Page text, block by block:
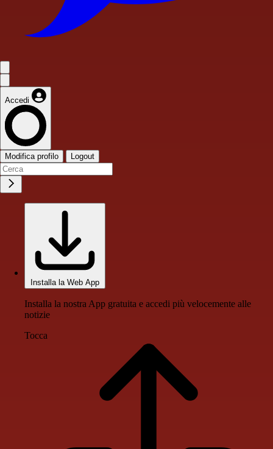
Accedi
Modifica profilo Logout
Installa la Web App
Installa la nostra App gratuita e accedi più velocemente alle
notizie
Tocca